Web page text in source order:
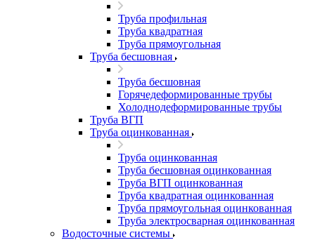
Труба профильная
Труба квадратная
Труба прямоугольная
Труба бесшовная
Труба бесшовная
Горячедеформированные трубы
Холоднодеформированные трубы
Труба ВГП
Труба оцинкованная
Труба оцинкованная
Труба бесшовная оцинкованная
Труба ВГП оцинкованная
Труба квадратная оцинкованная
Труба прямоугольная оцинкованная
Труба электросварная оцинкованная
Водосточные системы